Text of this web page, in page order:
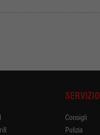
SERVIZIO
Consigli
Pulizia